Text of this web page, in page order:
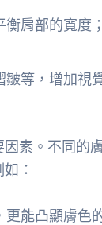
肩部的寬度
等，增加視
素。不同的
：
能凸顯膚色